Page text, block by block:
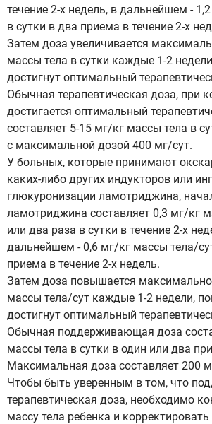
течение 2-х недель, в дальнейшем -
в сутки в два приема в течение 2-х
Затем доза увеличивается
массы тела в сутки каждые 1-2
достигнут оптимальный
Обычная терапевтическая доза, при
достигается оптимальный
составляет 5-15 мг/кг массы тела в
с максимальной дозой 400 мг/сут.
У больных, которые принимают
каких-либо других индукторов или
глюкуронизации ламотриджина,
ламотриджина составляет 0,3 мг/кг
или два раза в сутки в течение 2-х
дальнейшем - 0,6 мг/кг массы тела/
приема в течение 2-х недель.
Затем доза повышается
массы тела/сут каждые 1-2 недели,
достигнут оптимальный
Обычная поддерживающая доза
массы тела в сутки в один или два
Максимальная доза составляет 200
Чтобы быть уверенным в том, что
терапевтическая доза, необходимо
массу тела ребенка и